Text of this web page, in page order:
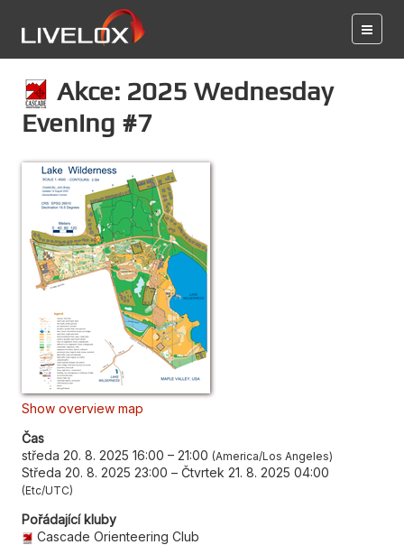
Akce: 2025 Wednesday
Evening #7
Show overview map
Čas
středa 20. 8. 2025 16:00 – 21:00 America/Los Angeles
Středa 20. 8. 2025 23:00 – Čtvrtek 21. 8. 2025 04:00
Etc/UTC
Pořádající kluby
Cascade Orienteering Club